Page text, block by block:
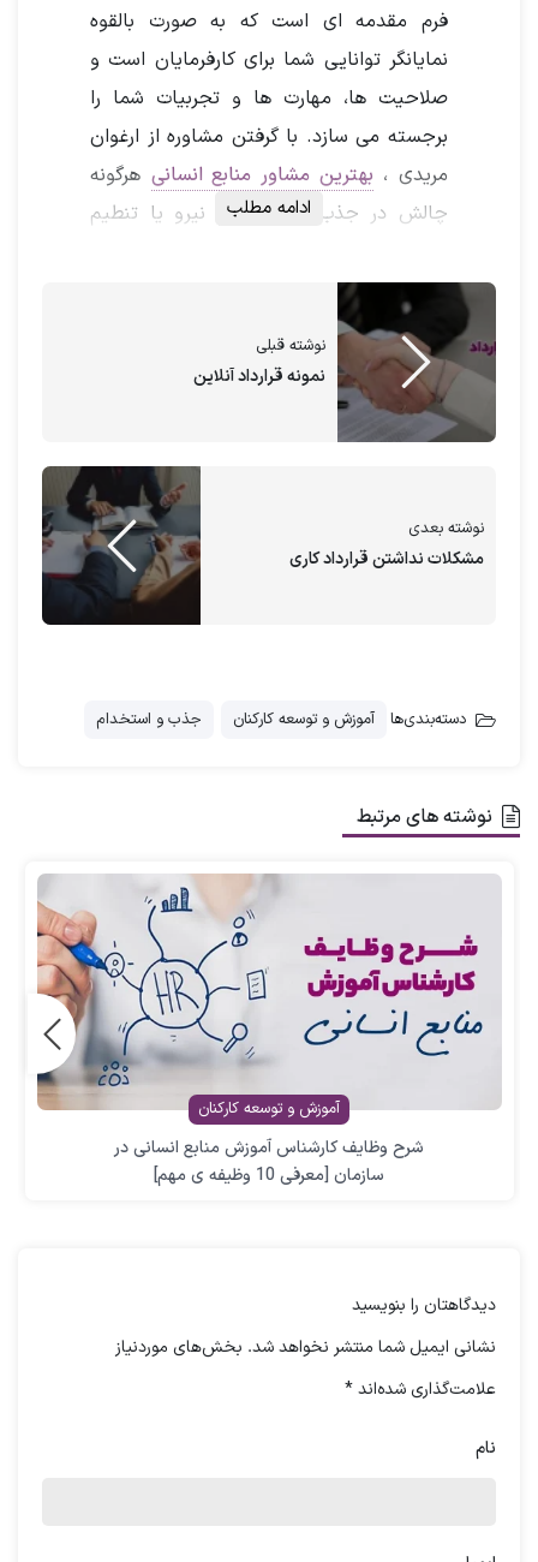
فرم مقدمه ای است که به صورت بالقوه
نمایانگر توانایی شما برای کارفرمایان است و
صلاحیت ها، مهارت ها و تجربیات شما را
برجسته می سازد. با گرفتن مشاوره از ارغوان
مریدی ، بهترین مشاور منابع انسانی هرگونه
چالش در جذب و اسنخدام نیرو یا تنطیم
با ارسال رزومه به آکادمی ارغوان
مریدی
شغلی که دوست داری پیدا کن.
نامه درخواست کار می تواند شما را به نامزدی
کار، تاثیر گذاشتن اولیه و متقاعد کردن
مصاحبه است. در این فرآیند باید نکاتی را مد
ارغوان مریدی
در این مقاله نکات
مهمی که در نگارش فرم درخواست کار باید
رعایت شود را به طور کامل شرح داده است.
ادامه مطلب
نوشته قبلی
نمونه قرارداد آنلاین
نوشته بعدی
مشکلات نداشتن قرارداد کاری
دسته‌بندی‌ها آموزش و توسعه کارکنان جذب و استخدام
نوشته های مرتبط
آموزش و توسعه کارکنان
شرح وظایف کارشناس آموزش منابع انسانی در
سازمان [معرفی 10 وظیفه ی مهم]
دیدگاهتان را بنویسید
نشانی ایمیل شما منتشر نخواهد شد. بخش‌های موردنیاز
علامت‌گذاری شده‌اند*
نام